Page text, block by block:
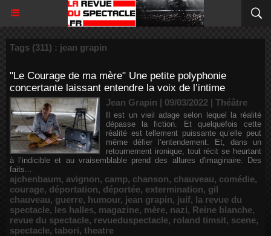
Tags (311) : jean grapin
"Le Courage de ma mère" Une petite polyphonie
concertante laissant entendre la voix de l’intime
Jean Grapin | 09/03/2022 | Théâtre
Il est un vieil adage selon lequel la réalité
dépasse la fiction. Et quelquefois cette
réalité est tellement puissante qu’elle peut
même défier l’entendement. Et, dans un
retournement ironique, tout récit se heurtant
à l’indicible et au vraisemblable prend des allures d'imaginaire. Des
faits...
ajchenbaum, avignon, camp, chanson, chauveau, comédie,
courage, déportation, déportée, extermination, gil
chauveau, guerre, humour, jean grapin, juif, la revue du
spectacle, les halles, magazine, mère, nazi, Reine blanche,
revue du spectacle, revueduspectacle, roland timsit, scene,
spectacle, tabori, theatre